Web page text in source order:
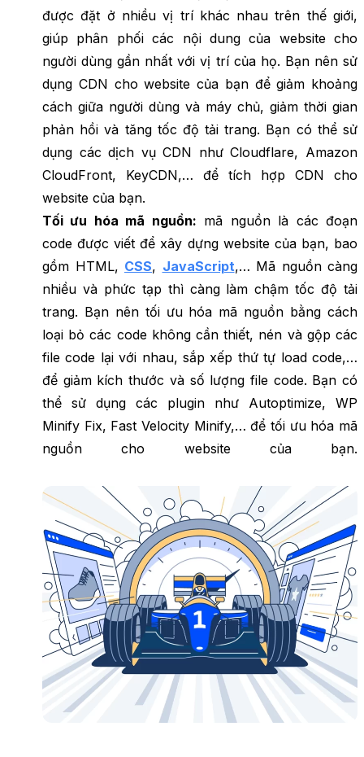
được đặt ở nhiều vị trí khác nhau trên thế giới,
giúp phân phối các nội dung của website cho
người dùng gần nhất với vị trí của họ. Bạn nên sử
dụng CDN cho website của bạn để giảm khoảng
cách giữa người dùng và máy chủ, giảm thời gian
phản hồi và tăng tốc độ tải trang. Bạn có thể sử
dụng các dịch vụ CDN như Cloudflare, Amazon
CloudFront, KeyCDN,… để tích hợp CDN cho
website của bạn.
Tối ưu hóa mã nguồn: mã nguồn là các đoạn
code được viết để xây dựng website của bạn, bao
gồm HTML, CSS, JavaScript,… Mã nguồn càng
nhiều và phức tạp thì càng làm chậm tốc độ tải
trang. Bạn nên tối ưu hóa mã nguồn bằng cách
loại bỏ các code không cần thiết, nén và gộp các
file code lại với nhau, sắp xếp thứ tự load code,…
để giảm kích thước và số lượng file code. Bạn có
thể sử dụng các plugin như Autoptimize, WP
Minify Fix, Fast Velocity Minify,… để tối ưu hóa mã
nguồn cho website của bạn.